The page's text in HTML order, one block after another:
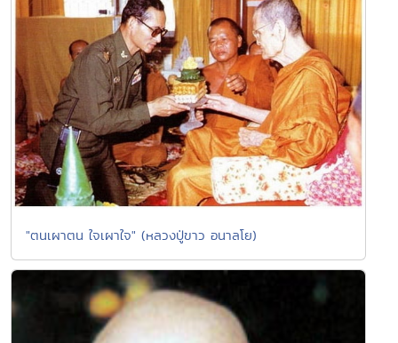
"ตนเผาตน ใจเผาใจ" (หลวงปู่ขาว อนาลโย)